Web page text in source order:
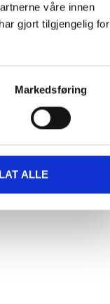
våre innen
gjort tilgjengelig for
Markedsføring
ALLE
90
for flatstiftsikring